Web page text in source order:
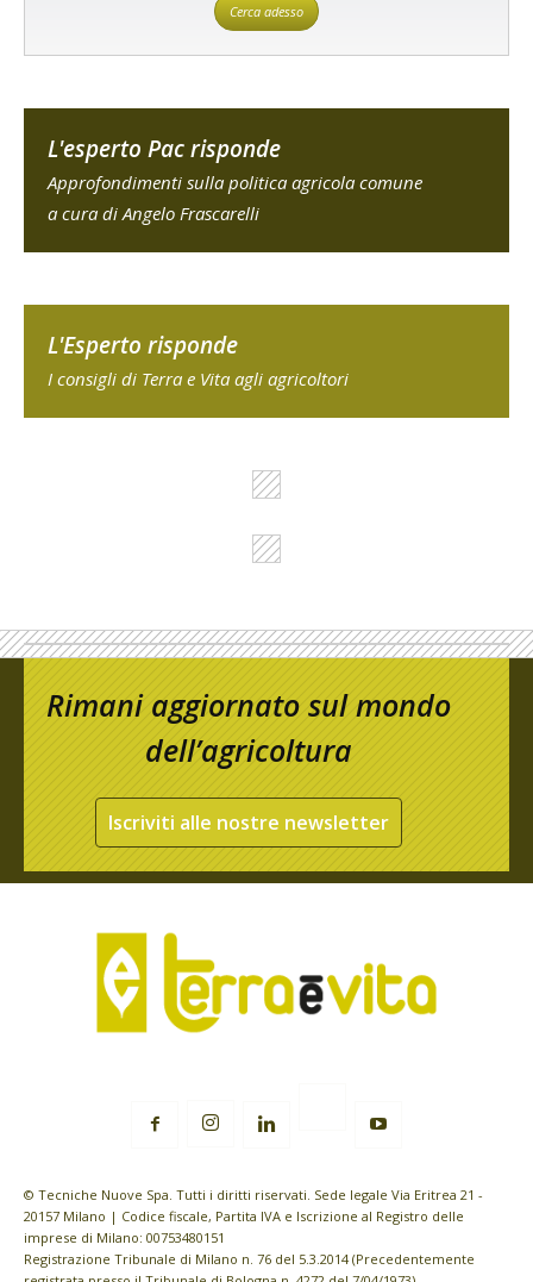
Cerca adesso
L'esperto Pac risponde
Approfondimenti sulla politica agricola comune
a cura di Angelo Frascarelli
L'Esperto risponde
I consigli di Terra e Vita agli agricoltori
Rimani aggiornato sul mondo
dell’agricoltura
Iscriviti alle nostre newsletter
© Tecniche Nuove Spa. Tutti i diritti riservati. Sede legale Via Eritrea 21 -
20157 Milano | Codice fiscale, Partita IVA e Iscrizione al Registro delle
imprese di Milano: 00753480151
Registrazione Tribunale di Milano n. 76 del 5.3.2014 (Precedentemente